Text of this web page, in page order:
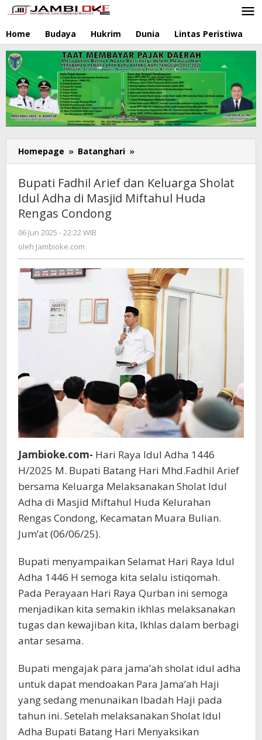
Lewati
ke
konten
Home Budaya Hukrim Dunia Lintas Peristiwa
Homepage » Batanghari »
Fadhil
dan
Keluarga
Masjid
Miftahul
Huda
Rengas
Condong
Bupati Fadhil Arief dan Keluarga Sholat
Idul Adha di Masjid Miftahul Huda
Rengas Condong
06 Jun 2025 - 22:22 WIB
oleh Jambioke.com
Jambioke.com- Hari Raya Idul Adha 1446
H/2025 M. Bupati Batang Hari Mhd.Fadhil Arief
bersama Keluarga Melaksanakan Sholat Idul
Adha di Masjid Miftahul Huda Kelurahan
Rengas Condong, Kecamatan Muara Bulian.
Jum’at (06/06/25).
Bupati menyampaikan Selamat Hari Raya Idul
Adha 1446 H semoga kita selalu istiqomah.
Pada Perayaan Hari Raya Qurban ini semoga
menjadikan kita semakin ikhlas melaksanakan
tugas dan kewajiban kita, Ikhlas dalam berbagi
antar sesama.
Bupati mengajak para jama’ah sholat idul adha
untuk dapat mendoakan Para Jama’ah Haji
yang sedang menunaikan Ibadah Haji pada
tahun ini. Setelah melaksanakan Sholat Idul
Adha Bupati Batang Hari Menyaksikan